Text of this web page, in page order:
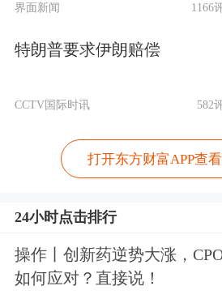
图为仔猪成活率（
二育观望情绪较浓
上行，叠加天气逐渐转
弱，养殖主体二育观望
界面新闻 1166
特朗普要求伊朗赔偿
CCTV国际时讯 582
打开东方财富APP查
24小时点击排行
操作丨创新药逆势大涨，
如何应对？直接说！